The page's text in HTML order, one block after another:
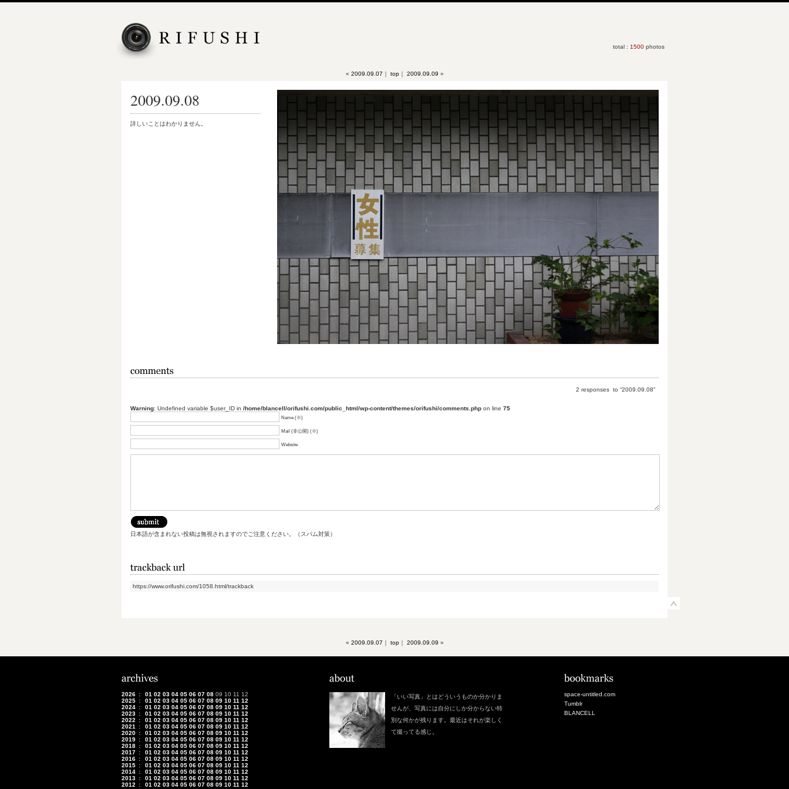
total : 1500 photos
« 2009.09.07 ｜ top｜ 2009.09.09 »
2009.09.08
詳しいことはわかりません。
2 responses to “2009.09.08”
Warning: Undefined variable $user_ID in /home/blancell/orifushi.com/public_html/wp-content/themes/orifushi/comments.php on line 75
Name (※)
Mail (非公開) (※)
Website
日本語が含まれない投稿は無視されますのでご注意ください。（スパム対策）
https://www.orifushi.com/1058.html/trackback
« 2009.09.07 ｜ top｜ 2009.09.09 »
2026 : 01 02 03 04 05 06 07 08 09 10 11 12
2025 : 01 02 03 04 05 06 07 08 09 10 11 12
2024 : 01 02 03 04 05 06 07 08 09 10 11 12
2023 : 01 02 03 04 05 06 07 08 09 10 11 12
2022
: 01 02 03 04 05 06 07 08 09 10 11 12
2021
: 01 02 03 04 05 06 07 08 09 10 11 12
2020 : 01 02 03 04 05 06 07 08 09 10 11 12
2019 : 01 02 03 04 05 06 07 08 09 10 11 12
2018 : 01 02 03 04 05 06 07 08 09 10 11 12
2017 : 01 02 03 04 05 06 07 08 09 10 11 12
2016 : 01 02 03 04 05 06 07 08 09 10 11 12
2015 : 01 02 03 04 05 06 07 08 09 10 11 12
2014 : 01 02 03 04 05 06 07 08 09 10 11 12
2013 : 01 02 03 04 05 06 07 08 09 10 11 12
2012
: 01 02 03 04 05 06 07 08 09 10 11 12
「いい写真」とはどういうものか分かりま
せんが、写真には自分にしか分からない特
別な何かが残ります。最近はそれが楽しく
て撮ってる感じ。
space-untitled.com
Tumblr
BLANCELL